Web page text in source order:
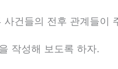
건들의 전후 관계들이
작성해 보도록 하자.